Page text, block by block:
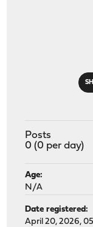
Posts
0 (0 per day)
Age:
N/A
Date registered:
April 20, 2026,